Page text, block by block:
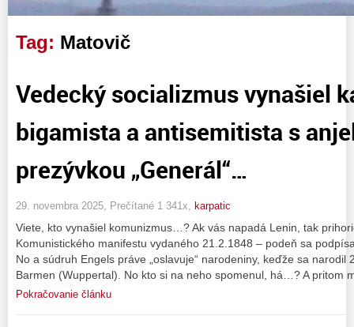
Tag: Matovič
Vedecký socializmus vynašiel
bigamista a antisemitista s
prezývkou „Generál“…
29. novembra 2025, Prečítané 1 341x, karpatic
Viete, kto vynašiel komunizmus…? Ak vás napadá Lenin, tak
Komunistického manifestu vydaného 21.2.1848 – podeň sa
No a súdruh Engels práve „oslavuje“ narodeniny, keďže sa narodil
Barmen (Wuppertal). No kto si na neho spomenul, há…? A pritom
Pokračovanie článku